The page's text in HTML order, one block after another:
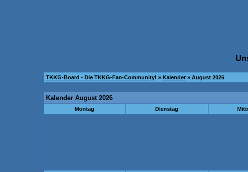
TKKG-Board - Die TKKG-Fan-Community! » Kalender» August 2026
Kalender August 2026
Montag Dienstag